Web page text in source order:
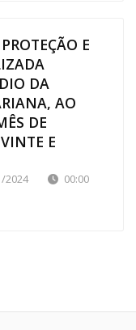
E
DA
AO
DE
E
2024
00:00